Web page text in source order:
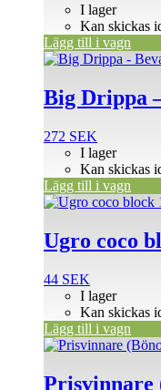
I lager
Kan skickas
Lägg till i vagn
Big Drippa
272 SEK
I lager
Kan skickas
Lägg till i vagn
Ugro coco
44 SEK
I lager
Kan skickas
Lägg till i vagn
Prisvinnare